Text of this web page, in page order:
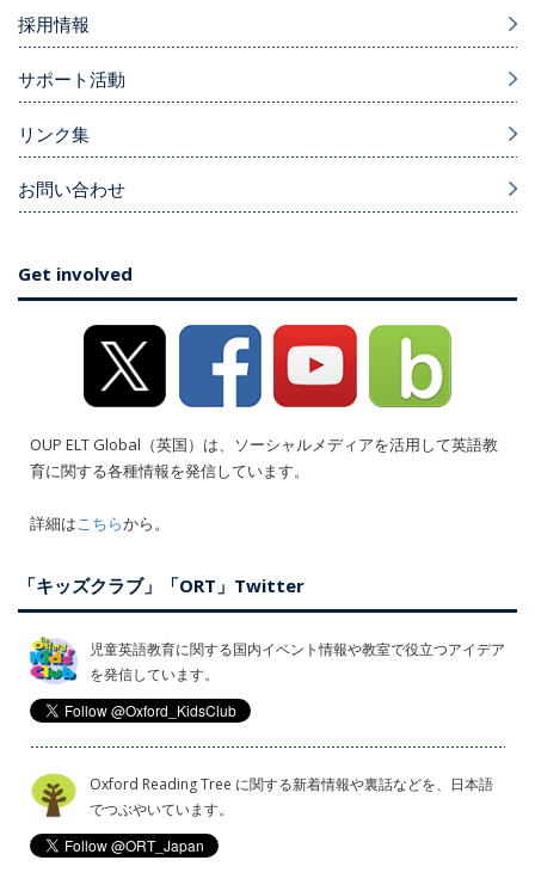
採用情報
サポート活動
リンク集
お問い合わせ
Get involved
OUP ELT Global（英国）は、ソーシャルメディアを活用して英語教
育に関する各種情報を発信しています。
詳細はこちらから。
「キッズクラブ」「ORT」Twitter
児童英語教育に関する国内イベント情報や教室で役立つアイデア
を発信しています。
Oxford Reading Tree に関する新着情報や裏話などを、日本語
でつぶやいています。